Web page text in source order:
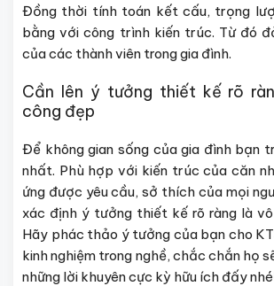
Đồng thời tính toán kết cấu, trọng
bằng với công trình kiến trúc. Từ đó
của các thành viên trong gia đình.
Cần lên ý tưởng thiết kế rõ
công đẹp
Để không gian sống của gia đình bạn
nhất. Phù hợp với kiến trúc của căn
ứng được yêu cầu, sở thích của mọi
xác định ý tưởng thiết kế rõ ràng là
Hãy phác thảo ý tưởng của bạn cho
kinh nghiệm trong nghề, chắc chắn họ
những lời khuyên cực kỳ hữu ích đấy